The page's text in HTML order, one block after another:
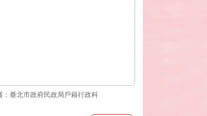
：臺北市政府民政局戶籍行政科